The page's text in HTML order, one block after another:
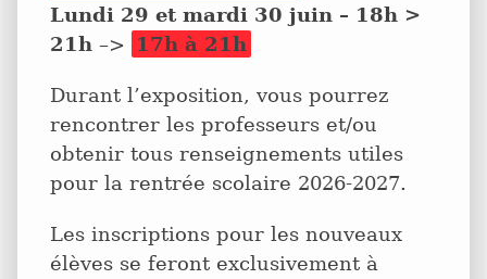
Lundi 29 et mardi 30 juin – 18h >
21h –> 17h à 21h
Durant l’exposition, vous pourrez
rencontrer les professeurs et/ou
obtenir tous renseignements utiles
pour la rentrée scolaire 2026-2027.
Les inscriptions pour les nouveaux
élèves se feront exclusivement à